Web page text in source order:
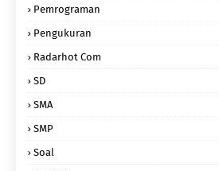
Pemrograman
Pengukuran
Radarhot Com
SD
SMA
SMP
Soal